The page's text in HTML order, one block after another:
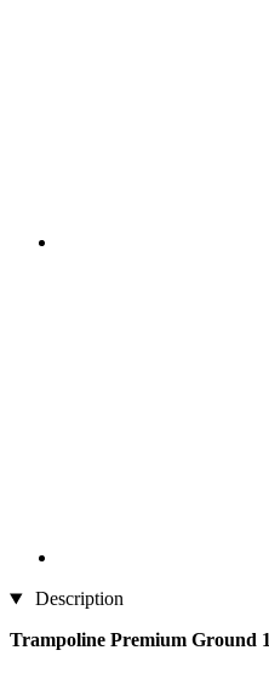
Description
Trampoline Premium Ground